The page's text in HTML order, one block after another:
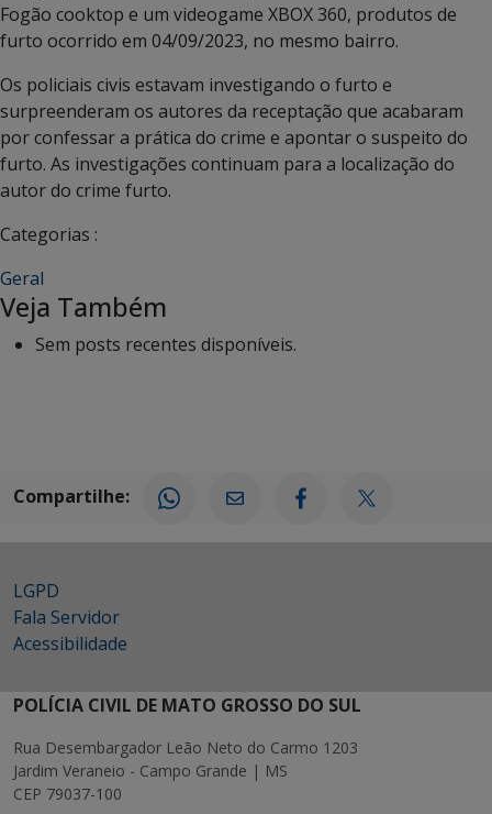
Fogão cooktop e um videogame XBOX 360, produtos de
furto ocorrido em 04/09/2023, no mesmo bairro.
Os policiais civis estavam investigando o furto e
surpreenderam os autores da receptação que acabaram
por confessar a prática do crime e apontar o suspeito do
furto. As investigações continuam para a localização do
autor do crime furto.
Categorias :
Geral
Veja Também
Sem posts recentes disponíveis.
Compartilhe:
LGPD
Fala Servidor
Acessibilidade
POLÍCIA CIVIL DE MATO GROSSO DO SUL
Rua Desembargador Leão Neto do Carmo 1203
Jardim Veraneio - Campo Grande | MS
CEP 79037-100